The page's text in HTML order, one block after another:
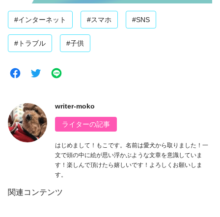
#インターネット #スマホ #SNS
#トラブル #子供
writer-moko
ライターの記事
はじめまして！もこです。名前は愛犬から取りました！一
文で頭の中に絵が思い浮かぶような文章を意識していま
す！楽しんで頂けたら嬉しいです！よろしくお願いしま
す。
関連コンテンツ